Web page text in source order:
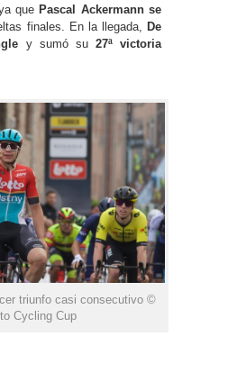
que Pascal Ackermann se
finales. En la llegada, De
y sumó su 27ª victoria
triunfo casi consecutivo ©
Cycling Cup